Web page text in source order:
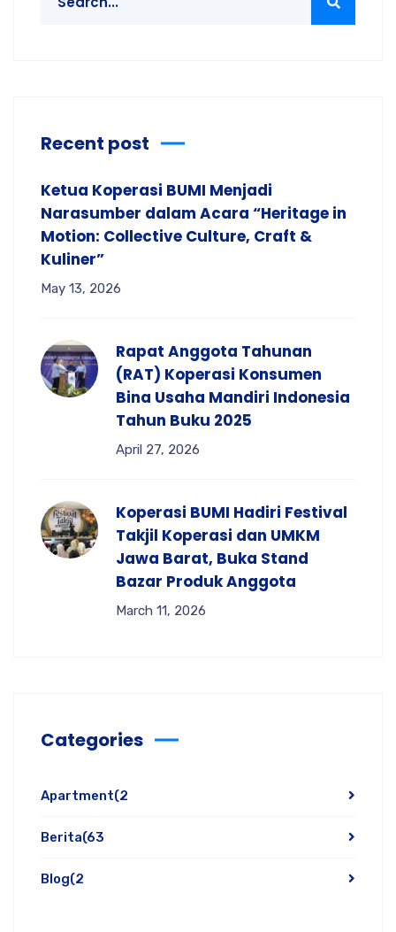
Recent post
Ketua Koperasi BUMI Menjadi
Narasumber dalam Acara “Heritage in
Motion: Collective Culture, Craft &
Kuliner”
May 13, 2026
Rapat Anggota Tahunan
(RAT) Koperasi Konsumen
Bina Usaha Mandiri Indonesia
Tahun Buku 2025
April 27, 2026
Koperasi BUMI Hadiri Festival
Takjil Koperasi dan UMKM
Jawa Barat, Buka Stand
Bazar Produk Anggota
March 11, 2026
Categories
Apartment(2
Berita(63
Blog(2